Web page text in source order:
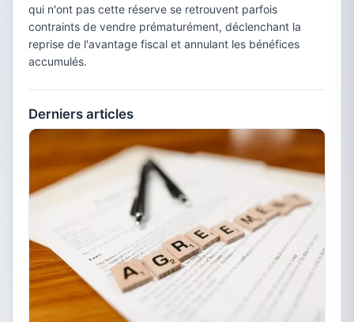
qui n'ont pas cette réserve se retrouvent parfois
contraints de vendre prématurément, déclenchant la
reprise de l'avantage fiscal et annulant les bénéfices
accumulés.
Derniers articles